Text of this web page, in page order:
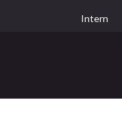
Intern